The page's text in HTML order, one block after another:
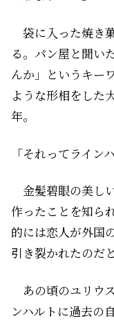
袋に入った焼き
る。パン屋と聞い
んか」というキー
ような形相をした
年。
「それってライン
金髪碧眼の美し
作ったことを知ら
的には恋人が外国
引き裂かれたのだ
あの頃のユリウ
ンハルトに過去の